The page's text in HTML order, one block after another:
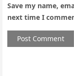
Save my name,
next time I